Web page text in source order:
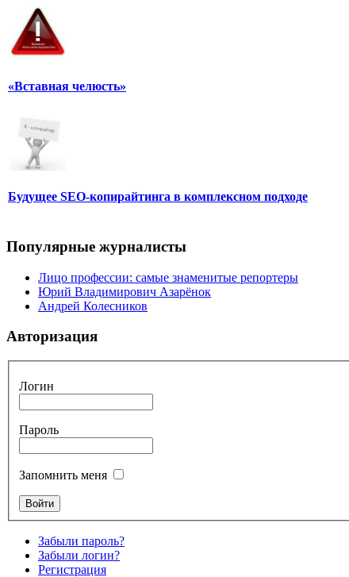
«Вставная челюсть»
Будущее SEO-копирайтинга в комплексном подходе
Популярные журналисты
Лицо профессии: самые знаменитые репортеры
Юрий Владимирович Азарёнок
Андрей Колесников
Авторизация
Логин
Пароль
Запомнить меня
Забыли пароль?
Забыли логин?
Регистрация